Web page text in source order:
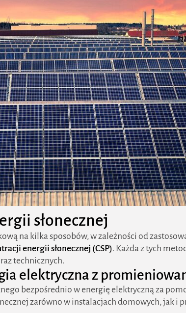
słonecznej
na kilka sposobów, w zależności od
energii słonecznej (CSP). Każda z tych
technicznych.
elektryczna z
bezpośrednio w energię elektryczną za
zarówno w instalacjach domowych, jak i